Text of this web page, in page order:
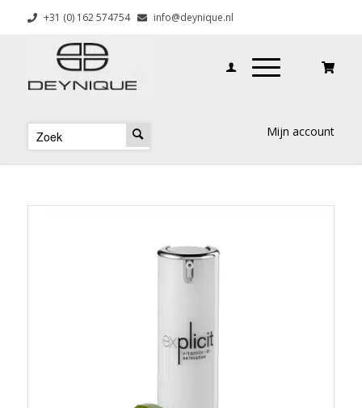
+31 (0) 162 574754 info@deynique.nl
Mijn account